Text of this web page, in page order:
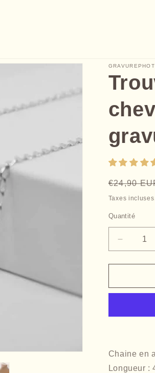
Prix
habituel
€24,90
Taxes
Quantité
Quantité
Réduire
la
quantité
Trouvez
maille
sur
Chaine en
Longueur :